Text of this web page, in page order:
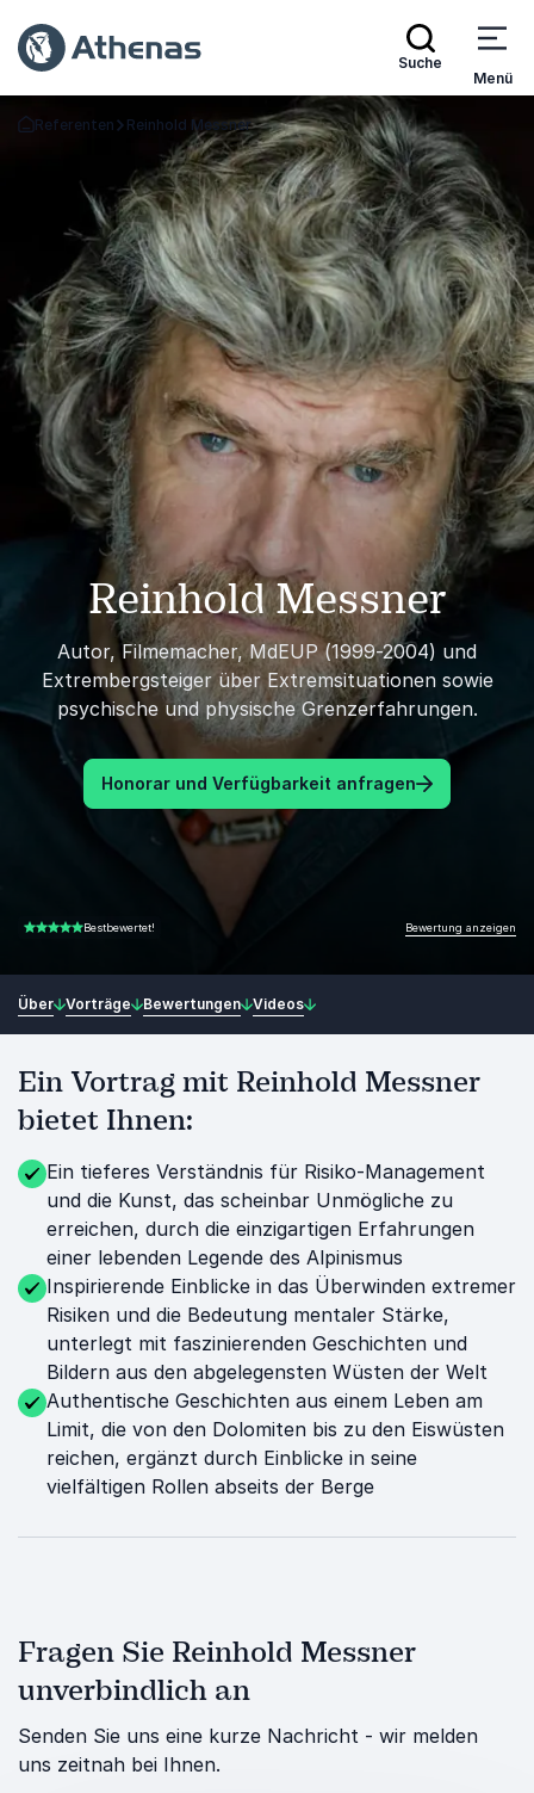
Suche
Menü
Zurück zur Startseite
Referenten Reinhold Messner
Reinhold Messner
Autor, Filmemacher, MdEUP (1999-2004) und
Extrembergsteiger über Extremsituationen sowie
psychische und physische Grenzerfahrungen.
Honorar und Verfügbarkeit anfragen
5.00 von 5 Bestbewertet! Bewertung anzeigen
Über Vorträge Bewertungen Videos
Ein Vortrag mit Reinhold Messner
bietet Ihnen:
Ein tieferes Verständnis für Risiko-Management
und die Kunst, das scheinbar Unmögliche zu
erreichen, durch die einzigartigen Erfahrungen
einer lebenden Legende des Alpinismus
Inspirierende Einblicke in das Überwinden extremer
Risiken und die Bedeutung mentaler Stärke,
unterlegt mit faszinierenden Geschichten und
Bildern aus den abgelegensten Wüsten der Welt
Authentische Geschichten aus einem Leben am
Limit, die von den Dolomiten bis zu den Eiswüsten
reichen, ergänzt durch Einblicke in seine
vielfältigen Rollen abseits der Berge
Fragen Sie Reinhold Messner
unverbindlich an
Senden Sie uns eine kurze Nachricht - wir melden
uns zeitnah bei Ihnen.